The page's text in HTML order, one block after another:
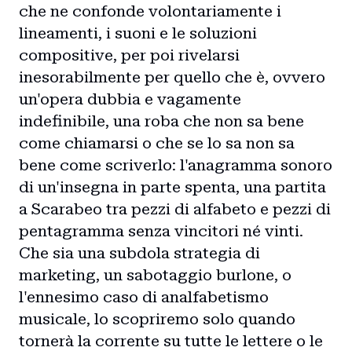
che ne confonde volontariamente i
lineamenti, i suoni e le soluzioni
compositive, per poi rivelarsi
inesorabilmente per quello che è, ovvero
un'opera dubbia e vagamente
indefinibile, una roba che non sa bene
come chiamarsi o che se lo sa non sa
bene come scriverlo: l'anagramma sonoro
di un'insegna in parte spenta, una partita
a Scarabeo tra pezzi di alfabeto e pezzi di
pentagramma senza vincitori né vinti.
Che sia una subdola strategia di
marketing, un sabotaggio burlone, o
l'ennesimo caso di analfabetismo
musicale, lo scopriremo solo quando
tornerà la corrente su tutte le lettere o le